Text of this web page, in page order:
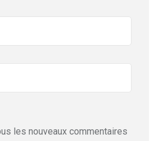
les nouveaux commentaires